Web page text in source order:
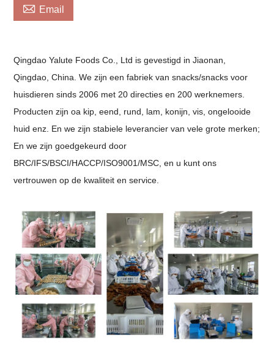
 Email
Qingdao Yalute Foods Co., Ltd is gevestigd in Jiaonan,
Qingdao, China. We zijn een fabriek van snacks/snacks voor
huisdieren sinds 2006 met 20 directies en 200 werknemers.
Producten zijn oa kip, eend, rund, lam, konijn, vis, ongelooide
huid enz. En we zijn stabiele leverancier van vele grote merken;
En we zijn goedgekeurd door
BRC/IFS/BSCI/HACCP/ISO9001/MSC, en u kunt ons
vertrouwen op de kwaliteit en service.